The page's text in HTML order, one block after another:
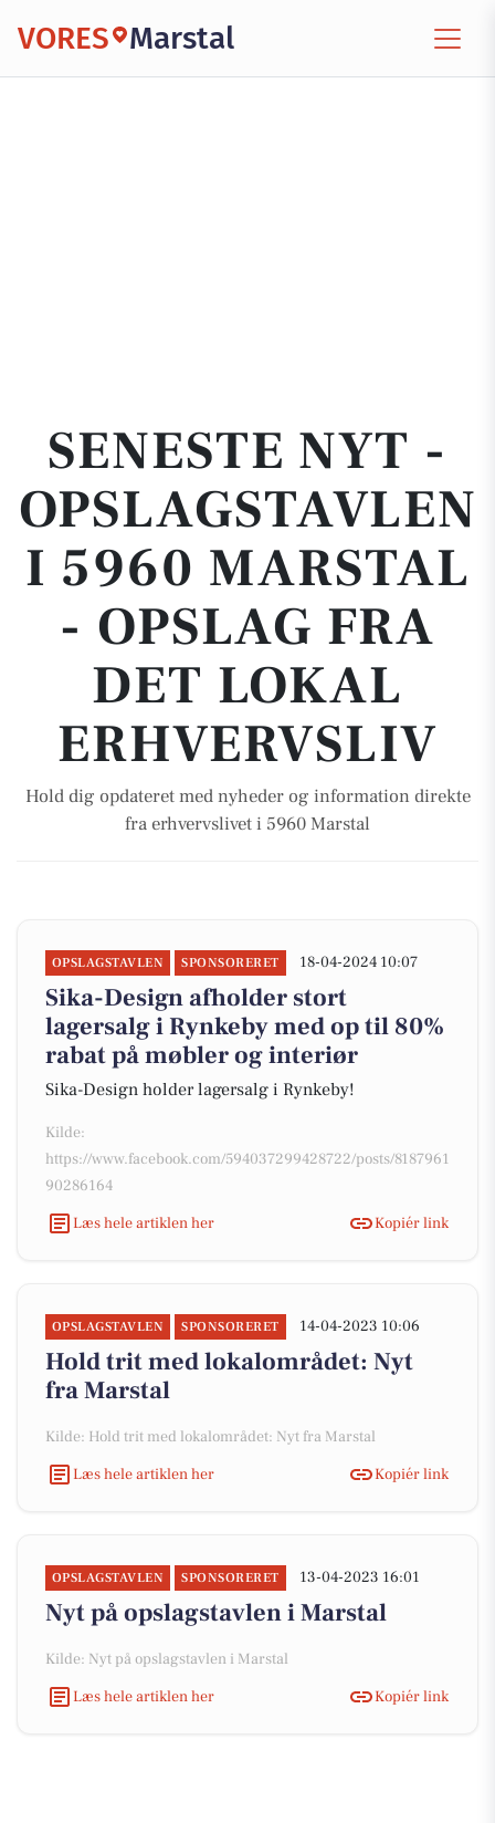
VORES Marstal
SENESTE NYT -
OPSLAGSTAVLEN
I 5960 MARSTAL
- OPSLAG FRA
DET LOKAL
ERHVERVSLIV
Hold dig opdateret med nyheder og information direkte
fra erhvervslivet i 5960 Marstal
OPSLAGSTAVLEN SPONSORERET 18-04-2024 10:07
Sika-Design afholder stort
lagersalg i Rynkeby med op til 80%
rabat på møbler og interiør
Sika-Design holder lagersalg i Rynkeby!
Kilde:
https://www.facebook.com/594037299428722/posts/8187961
90286164
Læs hele artiklen her
Kopiér link
OPSLAGSTAVLEN SPONSORERET 14-04-2023 10:06
Hold trit med lokalområdet: Nyt
fra Marstal
Kilde: Hold trit med lokalområdet: Nyt fra Marstal
Læs hele artiklen her
Kopiér link
OPSLAGSTAVLEN SPONSORERET 13-04-2023 16:01
Nyt på opslagstavlen i Marstal
Kilde: Nyt på opslagstavlen i Marstal
Læs hele artiklen her
Kopiér link